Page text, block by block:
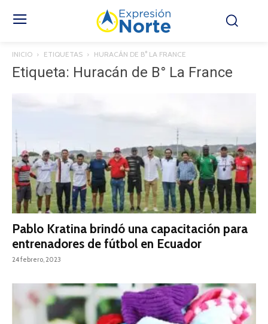
INICIO ETIQUETAS HURACÁN DE B° LA FRANCE
Etiqueta: Huracán de B° La France
Pablo Kratina brindó una capacitación para
entrenadores de fútbol en Ecuador
24 febrero, 2023